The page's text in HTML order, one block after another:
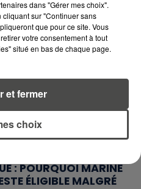
: VERS LA FIN
QUI DURE DEPUIS
: L’ÉTAT DÉCLENCHE
PLAN DE CRISE
: POURQUOI MARINE
ÉLIGIBLE MALGRÉ
dans "Gérer mes choix".
sur "Continuer sans
que pour ce site. Vous
votre consentement à tout
situé en bas de chaque page.
choix
et fermer